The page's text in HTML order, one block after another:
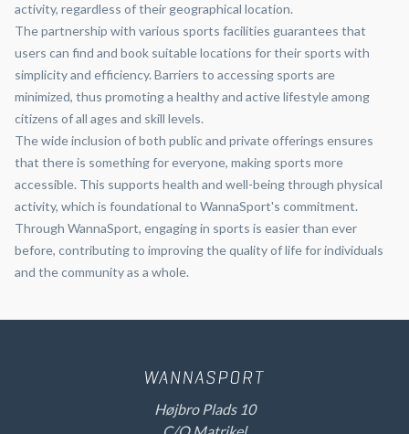
activity, regardless of their geographical location.
The partnership with various sports facilities guarantees that
users can find and book suitable locations for their sports with
simplicity and efficiency. Barriers to accessing sports are
minimized, thus promoting a healthy and active lifestyle among
citizens of all ages and skill levels.
The wide inclusion of both public and private offerings ensures
that there is something for everyone, making sports more
accessible. This supports health and well-being through physical
activity, which is foundational to WannaSport's commitment.
Through WannaSport, engaging in sports is easier than ever
before, contributing to improving the quality of life for individuals
and the community as a whole.
Højbro Plads 10